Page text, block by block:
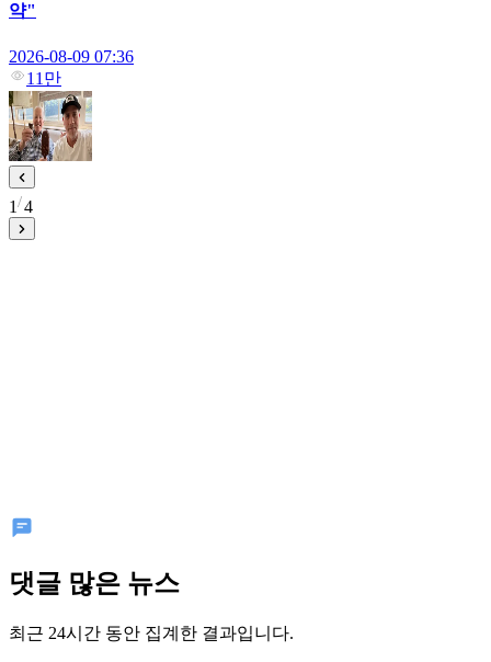
약"
2026-08-09 07:36
11만
1 4
댓글 많은 뉴스
최근 24시간 동안 집계한 결과입니다.